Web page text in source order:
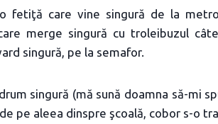
fetiţă care vine singură de la
merge singură cu troleibuzul
singură, pe la semafor.
singură (mă sună doamna să-mi
pe aleea dinspre şcoală, cobor s-o